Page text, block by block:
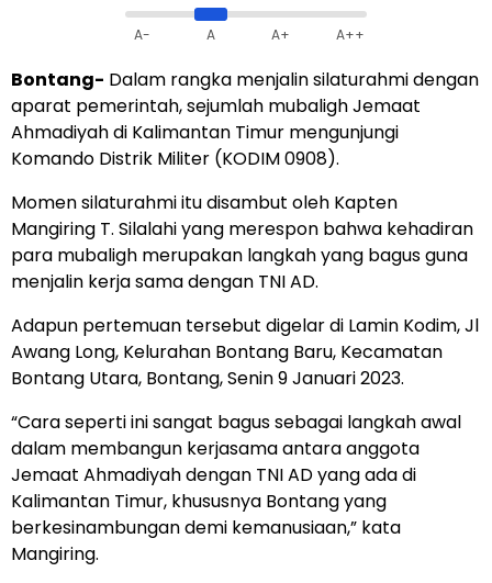
A- A A+ A++
Bontang- Dalam rangka menjalin silaturahmi dengan
aparat pemerintah, sejumlah mubaligh Jemaat
Ahmadiyah di Kalimantan Timur mengunjungi
Komando Distrik Militer (KODIM 0908).
Momen silaturahmi itu disambut oleh Kapten
Mangiring T. Silalahi yang merespon bahwa kehadiran
para mubaligh merupakan langkah yang bagus guna
menjalin kerja sama dengan TNI AD.
Adapun pertemuan tersebut digelar di Lamin Kodim, Jl
Awang Long, Kelurahan Bontang Baru, Kecamatan
Bontang Utara, Bontang, Senin 9 Januari 2023.
“Cara seperti ini sangat bagus sebagai langkah awal
dalam membangun kerjasama antara anggota
Jemaat Ahmadiyah dengan TNI AD yang ada di
Kalimantan Timur, khususnya Bontang yang
berkesinambungan demi kemanusiaan,” kata
Mangiring.